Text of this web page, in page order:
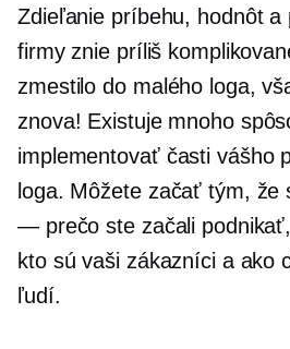
Zdieľanie príbehu, hodnôt a
firmy znie príliš
zmestilo do malého loga,
znova! Existuje mnoho
implementovať časti vášho
loga. Môžete začať tým, že
— prečo ste začali
kto sú vaši zákazníci a ako
ľudí.